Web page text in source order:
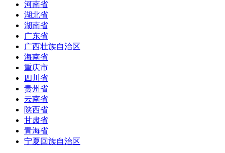
河南省
湖北省
湖南省
广东省
广西壮族自治区
海南省
重庆市
四川省
贵州省
云南省
陕西省
甘肃省
青海省
宁夏回族自治区